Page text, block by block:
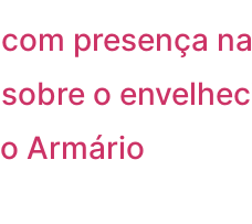
presença
o
Armário